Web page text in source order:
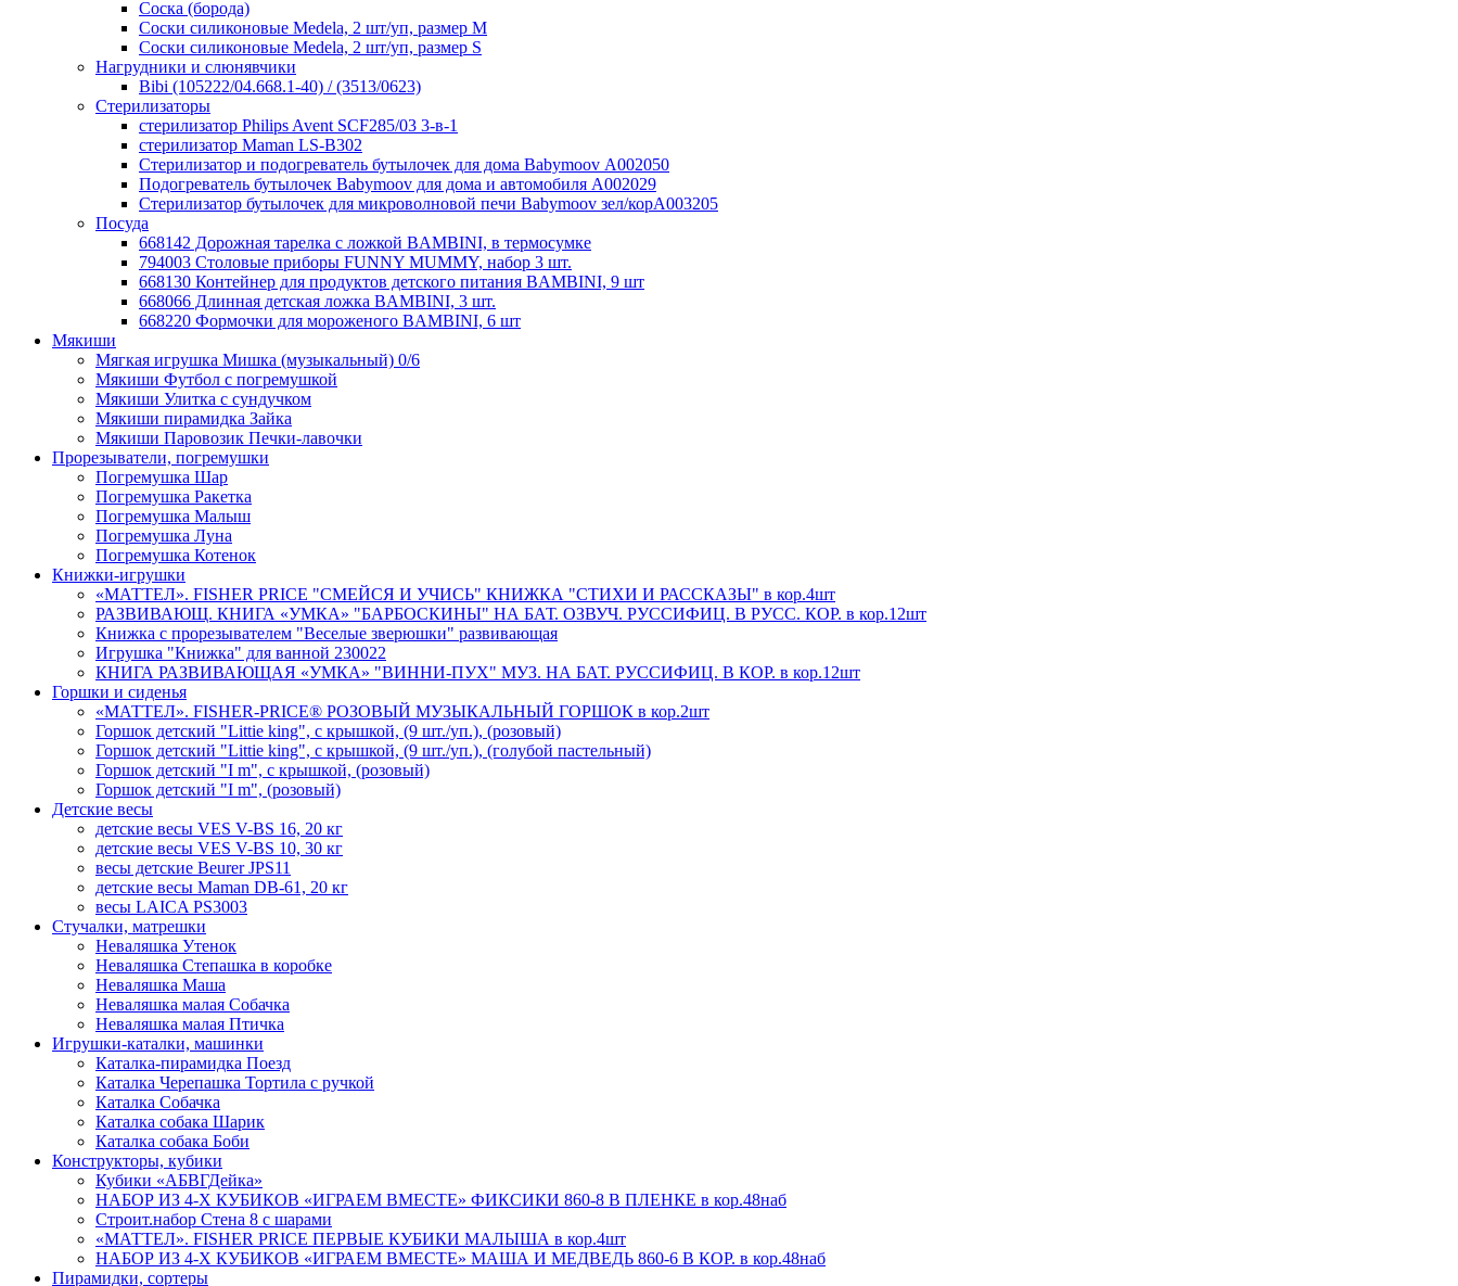
Соска (борода)
Соски силиконовые Medela, 2 шт/уп, размер M
Соски силиконовые Medela, 2 шт/уп, размер S
Нагрудники и слюнявчики
Bibi (105222/04.668.1-40) / (3513/0623)
Стерилизаторы
стерилизатор Philips Avent SCF285/03 3-в-1
стерилизатор Maman LS-B302
Стерилизатор и подогреватель бутылочек для дома Babymoov А002050
Подогреватель бутылочек Babymoov для дома и автомобиля А002029
Стерилизатор бутылочек для микроволновой печи Babymoov зел/корА003205
Посуда
668142 Дорожная тарелка с ложкой BAMBINI, в термосумке
794003 Столовые приборы FUNNY MUMMY, набор 3 шт.
668130 Контейнер для продуктов детского питания BAMBINI, 9 шт
668066 Длинная детская ложка BAMBINI, 3 шт.
668220 Формочки для мороженого BAMBINI, 6 шт
Мякиши
Мягкая игрушка Мишка (музыкальный) 0/6
Мякиши Футбол с погремушкой
Мякиши Улитка с сундучком
Мякиши пирамидка Зайка
Мякиши Паровозик Печки-лавочки
Прорезыватели, погремушки
Погремушка Шар
Погремушка Ракетка
Погремушка Малыш
Погремушка Луна
Погремушка Котенок
Книжки-игрушки
«МАТТЕЛ». FISHER PRICE "СМЕЙСЯ И УЧИСЬ" КНИЖКА "СТИХИ И РАССКАЗЫ" в кор.4шт
РАЗВИВАЮЩ. КНИГА «УМКА» "БАРБОСКИНЫ" НА БАТ. ОЗВУЧ. РУССИФИЦ. В РУСС. КОР. в кор.12шт
Книжка с прорезывателем "Веселые зверюшки" развивающая
Игрушка "Книжка" для ванной 230022
КНИГА РАЗВИВАЮЩАЯ «УМКА» "ВИННИ-ПУХ" МУЗ. НА БАТ. РУССИФИЦ. В КОР. в кор.12шт
Горшки и сиденья
«МАТТЕЛ». FISHER-PRICE® РОЗОВЫЙ МУЗЫКАЛЬНЫЙ ГОРШОК в кор.2шт
Горшок детский "Littie king", с крышкой, (9 шт./уп.), (розовый)
Горшок детский "Littie king", с крышкой, (9 шт./уп.), (голубой пастельный)
Горшок детский "I m", с крышкой, (розовый)
Горшок детский "I m", (розовый)
Детские весы
детские весы VES V-BS 16, 20 кг
детские весы VES V-BS 10, 30 кг
весы детские Beurer JPS11
детские весы Maman DB-61, 20 кг
весы LAICA PS3003
Стучалки, матрешки
Неваляшка Утенок
Неваляшка Степашка в коробке
Неваляшка Маша
Неваляшка малая Собачка
Неваляшка малая Птичка
Игрушки-каталки, машинки
Каталка-пирамидка Поезд
Каталка Черепашка Тортила с ручкой
Каталка Собачка
Каталка собака Шарик
Каталка собака Боби
Конструкторы, кубики
Кубики «АБВГДейка»
НАБОР ИЗ 4-Х КУБИКОВ «ИГРАЕМ ВМЕСТЕ» ФИКСИКИ 860-8 В ПЛЕНКЕ в кор.48наб
Строит.набор Стена 8 с шарами
«МАТТЕЛ». FISHER PRICE ПЕРВЫЕ КУБИКИ МАЛЫША в кор.4шт
НАБОР ИЗ 4-Х КУБИКОВ «ИГРАЕМ ВМЕСТЕ» МАША И МЕДВЕДЬ 860-6 В КОР. в кор.48наб
Пирамидки, сортеры